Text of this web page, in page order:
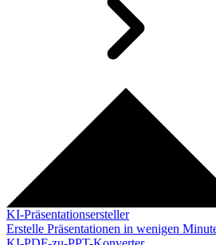
KI-Präsentationsersteller
Erstelle Präsentationen in wenigen